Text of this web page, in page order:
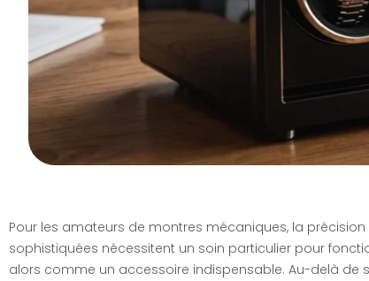
Pour les amateurs de montres mécaniques, la précision
sophistiquées nécessitent un soin particulier pour
alors comme un accessoire indispensable. Au-delà de